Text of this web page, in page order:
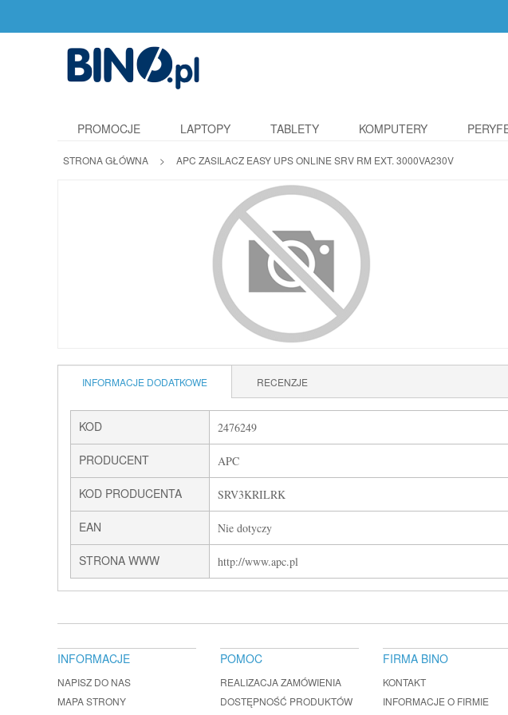
PROMOCJE LAPTOPY TABLETY KOMPUTERY
STRONA GŁÓWNA > APC ZASILACZ EASY UPS ONLINE SRV RM EXT. 3000VA230V
INFORMACJE DODATKOWE RECENZJE
KOD 2476249
PRODUCENT APC
KOD PRODUCENTA SRV3KRILRK
EAN Nie dotyczy
STRONA WWW http://www.apc.pl
INFORMACJE
NAPISZ DO NAS
MAPA STRONY
POMOC
REALIZACJA ZAMÓWIENIA
DOSTĘPNOŚĆ PRODUKTÓW
FIRMA BINO
KONTAKT
INFORMACJE O FIRMIE